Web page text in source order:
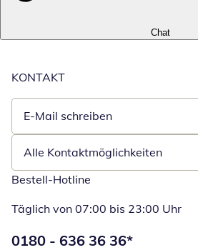
Chat
KONTAKT
E-Mail schreiben
Öffnet E-Mail-Client
Alle Kontaktmöglichkeiten
Bestell-Hotline
Täglich von 07:00 bis 23:00 Uhr
Telefonnummer:
0180 - 636 36 36*